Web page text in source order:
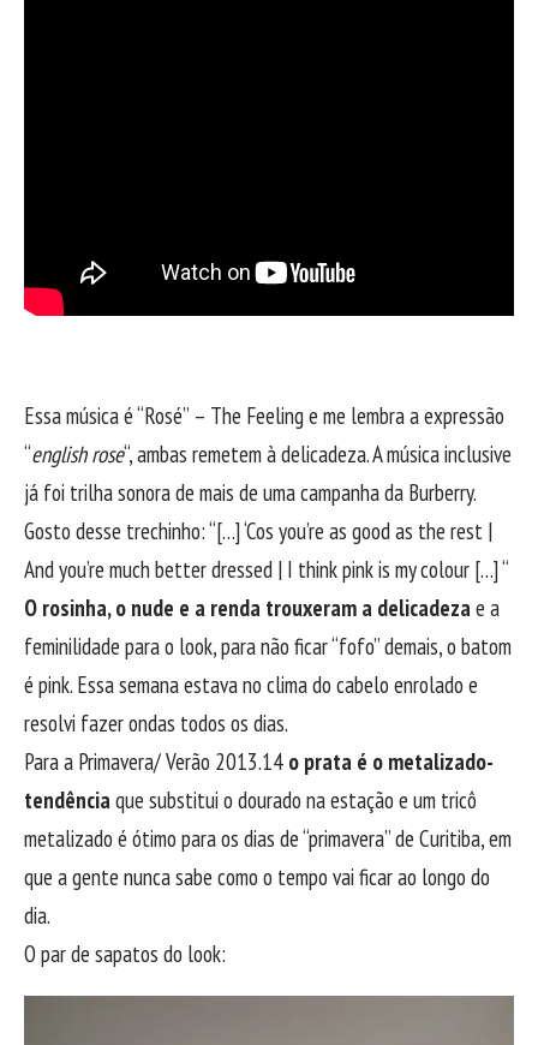
Essa música é “Rosé” – The Feeling e me lembra a expressão
“english rose“, ambas remetem à delicadeza. A música inclusive
já foi trilha sonora de mais de uma campanha da Burberry.
Gosto desse trechinho: “[…] ‘Cos you’re as good as the rest |
And you’re much better dressed | I think pink is my colour […] “
O rosinha, o nude e a renda trouxeram a delicadezae a
feminilidade para o look, para não ficar “fofo” demais, o batom
é pink. Essa semana estava no clima do cabelo enrolado e
resolvi fazer ondas todos os dias.
Para a Primavera/ Verão 2013.14 o prata é o metalizado-
tendênciaque substitui o dourado na estação e um tricô
metalizado é ótimo para os dias de “primavera” de Curitiba, em
que a gente nunca sabe como o tempo vai ficar ao longo do
dia.
O par de sapatos do look: